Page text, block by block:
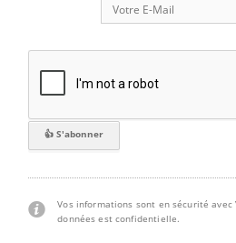
Vos informations sont en sécurité avec
données est confidentielle.